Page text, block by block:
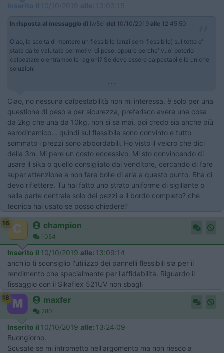
Inserito il 10/10/2019 alle: 13:03:15
In risposta al messaggio di iw5ci del 10/10/2019 alle 12:45:50
Ciao, la scelta di montare un flessibile (anzi semi flessibile) sul tetto e'
stata da te valutata per motivi di peso, oppure perche' vuoi poterlo
calpestare o entrambe le ragioni? Se deve essere calpestabile le uniche
soluzioni
...
Ciao, no nessuna calpestabilità non mi interessa, è solo per una
questione di peso e per sicurezza, preferisco avere una cosa
da 2kg che una da 10kg, non si sa mai, poi credo sia anche più
aerodinamico... quindi sul flessibile sono convinto e tutto
sommato i prezzi sono abbordabili. Ho visto il velcro che dici
della 3m. Mi pare un costo eccessivo. Mi sto convincendo di
usare il sika o quello consigliato dal venditore, cercando di fare
super attenzione a non fare bolle di aria a questo punto. Bha ci
devo riflettere. Tu hai fatto uno strato uniforme di sigillante o
nella parte centrale solo dei pezzi e il bordo completo? che
tecnica hai usato se posso chiedere?
16 champion
1054
Inserito il 10/10/2019 alle: 13:09:14
anch'io ti sconsiglio l'utilizzo dei pannelli flessibili sia per il
rendimento che specialmente per l'affidabilità. Riguardo il
fissaggio con il Sikaflex 521UV non sbagli
18 maxfer
280
Inserito il 10/10/2019 alle: 13:24:09
Buongiorno.
Scusate se mi intrometto nell'argomento ma non riesco a